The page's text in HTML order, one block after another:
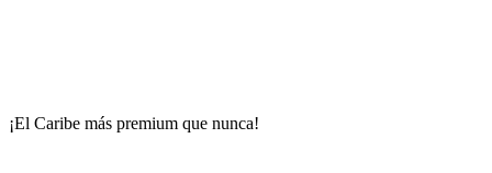
¡El Caribe más premium que nunca!